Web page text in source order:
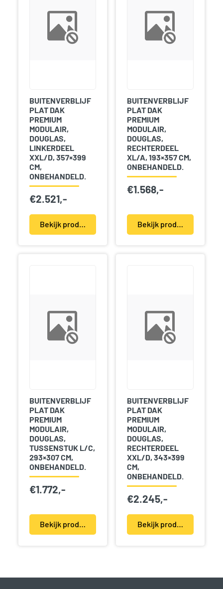
BUITENVERBLIJF
PLAT DAK
PREMIUM
MODULAIR,
DOUGLAS,
LINKERDEEL
XXL/D, 357×399
CM,
ONBEHANDELD.
€2.521,-
Bekijk product(en)
BUITENVERBLIJF
PLAT DAK
PREMIUM
MODULAIR,
DOUGLAS,
RECHTERDEEL
XL/A, 193×357 CM,
ONBEHANDELD.
€1.568,-
Bekijk product(en)
BUITENVERBLIJF
PLAT DAK
PREMIUM
MODULAIR,
DOUGLAS,
TUSSENSTUK L/C,
293×307 CM,
ONBEHANDELD.
€1.772,-
Bekijk product(en)
BUITENVERBLIJF
PLAT DAK
PREMIUM
MODULAIR,
DOUGLAS,
RECHTERDEEL
XXL/D, 343×399
CM,
ONBEHANDELD.
€2.245,-
Bekijk product(en)